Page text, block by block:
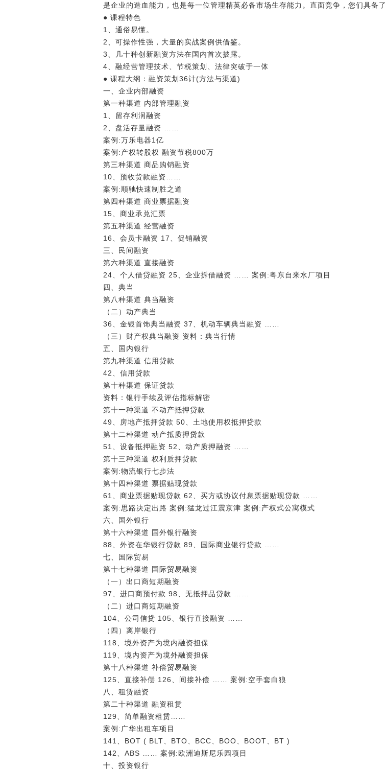
是企业的造血能力，也是每一位管理精英必备市场生存能力。直面竞争，您们具备
● 课程特色
1、通俗易懂。
2、可操作性强，大量的实战案例供借鉴。
3、几十种创新融资方法在国内首次披露。
4、融经营管理技术、节税策划、法律突破于一体
● 课程大纲：融资策划36计(方法与渠道)
一、企业内部融资
第一种渠道 内部管理融资
1、留存利润融资
2、盘活存量融资 ……
案例:万乐电器1亿
案例:产权转股权 融资节税800万
第三种渠道 商品购销融资
10、预收货款融资……
案例:顺驰快速制胜之道
第四种渠道 商业票据融资
15、商业承兑汇票
第五种渠道 经营融资
16、会员卡融资 17、促销融资
三、民间融资
第六种渠道 直接融资
24、个人借贷融资 25、企业拆借融资 …… 案例:粤东自来水厂项目
四、典当
第八种渠道 典当融资
（二）动产典当
36、金银首饰典当融资 37、机动车辆典当融资 ……
（三）财产权典当融资 资料：典当行情
五、国内银行
第九种渠道 信用贷款
42、信用贷款
第十种渠道 保证贷款
资料：银行手续及评估指标解密
第十一种渠道 不动产抵押贷款
49、房地产抵押贷款 50、土地使用权抵押贷款
第十二种渠道 动产抵质押贷款
51、设备抵押融资 52、动产质押融资 ……
第十三种渠道 权利质押贷款
案例:物流银行七步法
第十四种渠道 票据贴现贷款
61、商业票据贴现贷款 62、买方或协议付息票据贴现贷款 ……
案例:思路决定出路 案例:猛龙过江震京津 案例:产权式公寓模式
六、国外银行
第十六种渠道 国外银行融资
88、外资在华银行贷款 89、国际商业银行贷款 ……
七、国际贸易
第十七种渠道 国际贸易融资
（一）出口商短期融资
97、进口商预付款 98、无抵押品贷款 ……
（二）进口商短期融资
104、公司信贷 105、银行直接融资 ……
（四）离岸银行
118、境外资产为境内融资担保
119、境内资产为境外融资担保
第十八种渠道 补偿贸易融资
125、直接补偿 126、间接补偿 …… 案例:空手套白狼
八、租赁融资
第二十种渠道 融资租赁
129、简单融资租赁……
案例:广华出租车项目
141、BOT ( BLT、BTO、BCC、BOO、BOOT、BT )
142、ABS …… 案例:欧洲迪斯尼乐园项目
十、投资银行